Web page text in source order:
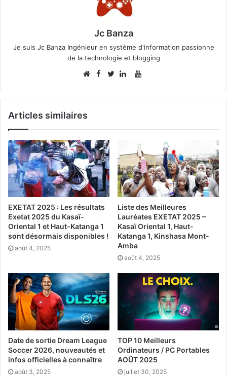
Jc Banza
Je suis Jc Banza Ingénieur en système d'information passionne
de la technologie et blogging
FacebookYouTube
Articles similaires
EXETAT 2025 : Les résultats
Exetat 2025 du Kasaï-
Oriental 1 et Haut-Katanga 1
sont désormais disponibles !
août 4, 2025
Liste des Meilleures
Lauréates EXETAT 2025 –
Kasaï Oriental 1, Haut-
Katanga 1, Kinshasa Mont-
Amba
août 4, 2025
Date de sortie Dream League
Soccer 2026, nouveautés et
infos officielles à connaître
août 3, 2025
TOP 10 Meilleurs
Ordinateurs / PC Portables
AOÛT 2025
juillet 30, 2025